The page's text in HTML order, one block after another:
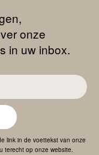
onze
in uw inbox.
link in de voettekst van onze
terecht op onze website.